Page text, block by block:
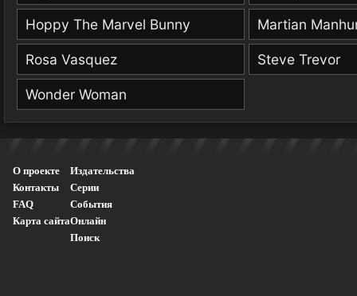
Hoppy The Marvel Bunny Martian
Rosa Vasquez Steve Trevor
Wonder Woman
О проекте
Контакты
FAQ
Карта сайта
Издательства
Серии
События
Онлайн
Поиск